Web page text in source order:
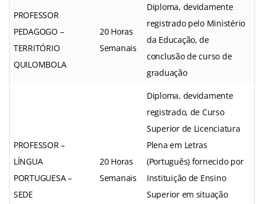
PROFESSOR
PEDAGOGO –
TERRITÓRIO
QUILOMBOLA
20 Horas
Semanais
Diploma, devidamente
registrado pelo Ministério
da Educação, de
conclusão de curso de
graduação
PROFESSOR –
LÍNGUA
PORTUGUESA –
SEDE
20 Horas
Semanais
Diploma, devidamente
registrado, de Curso
Superior de Licenciatura
Plena em Letras
(Português) fornecido por
Instituição de Ensino
Superior em situação